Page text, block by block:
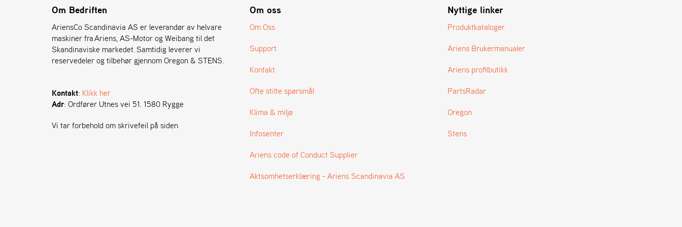
Om Bedriften
AriensCo Scandinavia AS er leverandør av helvare
maskiner fra Ariens, AS-Motor og Weibang til det
Skandinaviske markedet. Samtidig leverer vi
reservedeler og tilbehør gjennom Oregon & STENS.
Kontakt: Klikk her
Adr: Ordfører Utnes vei 51. 1580 Rygge
Vi tar forbehold om skrivefeil på siden
Om oss
Om Oss
Support
Kontakt
Ofte stilte spørsmål
Klima & miljø
Infosenter
Ariens code of Conduct Supplier
Aktsomhetserklæring - Ariens Scandinavia AS
Nyttige linker
Produktkataloger
Ariens Brukermanualer
Ariens profilbutikk
PartsRadar
Oregon
Stens